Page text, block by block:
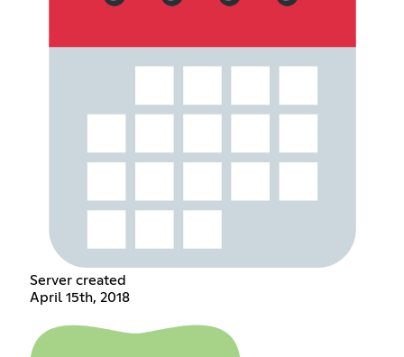
Server created
April 15th, 2018